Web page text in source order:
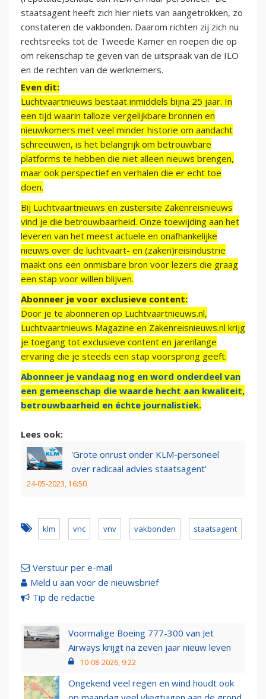
staatsagent heeft zich hier niets van aangetrokken, zo
constateren de vakbonden. Daarom richten zij zich nu
rechtsreeks tot de Tweede Kamer en roepen die op
om rekenschap te geven van de uitspraak van de ILO
en de rechten van de werknemers.
Even dit:
Luchtvaartnieuws bestaat inmiddels bijna 25 jaar. In
een tijd waarin talloze vergelijkbare bronnen en
nieuwkomers met veel minder historie om aandacht
schreeuwen, is het belangrijk om betrouwbare
platforms te hebben die niet alleen nieuws brengen,
maar ook perspectief en verhalen die er echt toe
doen.
Bij Luchtvaartnieuws en zustersite Zakenreisnieuws
vind je die betrouwbaarheid. Onze toewijding aan het
leveren van het meest actuele en onafhankelijke
nieuws over de luchtvaart- en (zaken)reisindustrie
maakt ons een onmisbare bron voor lezers die graag
een stap voor willen blijven.
Abonneer je voor exclusieve content:
Door je te abonneren op Luchtvaartnieuws.nl,
Luchtvaartnieuws Magazine en Zakenreisnieuws.nl krijg
je toegang tot exclusieve content en jarenlange
ervaring die je steeds een stap voorsprong geeft.
Abonneer je vandaag nog en word onderdeel van
een gemeenschap die waarde hecht aan kwaliteit,
betrouwbaarheid en échte journalistiek.
Lees ook:
'Grote onrust onder KLM-personeel
over radicaal advies staatsagent'
24-05-2023, 16:50
klm vnc vnv vakbonden staatsagent
Verstuur per e-mail
Meld u aan voor de nieuwsbrief
Tip de redactie
Voormalige Boeing 777-300 van Jet
Airways krijgt na zeven jaar nieuw leven
10-08-2026, 9:22
Ongekend veel regen en wind houdt ook